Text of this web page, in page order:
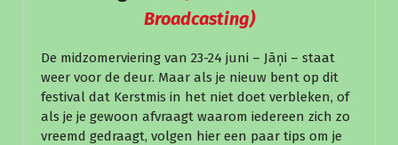
Broadcasting)
De midzomerviering van 23-24 juni – Jāņi – staat
weer voor de deur. Maar als je nieuw bent op dit
festival dat Kerstmis in het niet doet verbleken, of
als je je gewoon afvraagt waarom iedereen zich zo
vreemd gedraagt, volgen hier een paar tips om je